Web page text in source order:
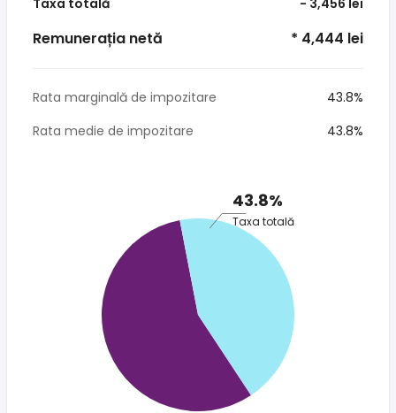
Taxa totală - 3,456 lei
Remunerația netă * 4,444 lei
Rata marginală de impozitare
43.8%
Rata medie de impozitare
43.8%
43.8%
Taxa totală